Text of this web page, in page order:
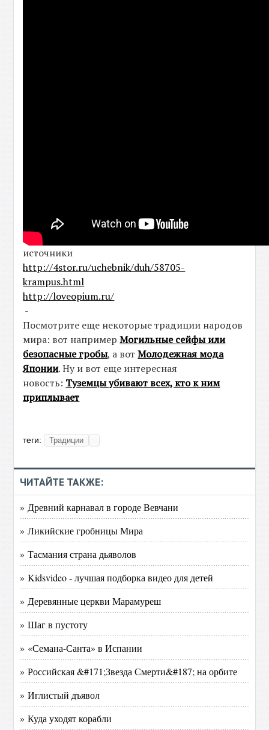
источники
http://4stor.ru/uchebnik/duh/58705-
krampus.html
http://loveopium.ru/
-
Посмотрите еще некоторые традиции народов
мира: вот напримерМогильные сейфы или
безопасные гробы, а вотМолодежная мода
Японии. Ну и вот еще интересная
новость: Туземцы убивают всех, кто к ним
приплывает
теги: Традиции
ЧИТАЙТЕ ТАКЖЕ:
» Древний карнавал в городе Вевчани
» Ликийские гробницы Мира
» Тасмания страна дьяволов
» Kidsvideo - лучшая подборка видео для детей
» Деревянные церкви Марамуреш
» Шаг в пустоту
» «Семана-Санта» в Испании
» Российская &#171;Звезда Смерти&#187; на орбите
» Иглистый дъявол
» Куда уходят корабли